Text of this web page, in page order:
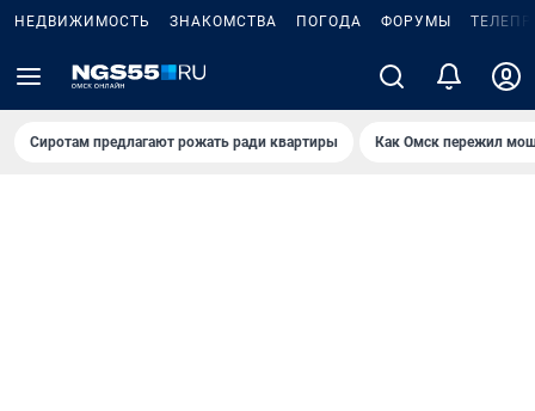
НЕДВИЖИМОСТЬ ЗНАКОМСТВА ПОГОДА ФОРУМЫ
Сиротам предлагают рожать ради квартиры Как Омск пережил